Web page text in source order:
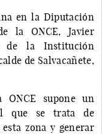
en la Diputación
la ONCE, Javier
de la Institución
de Salvacañete,
supone un
que se trata de
zona y generar